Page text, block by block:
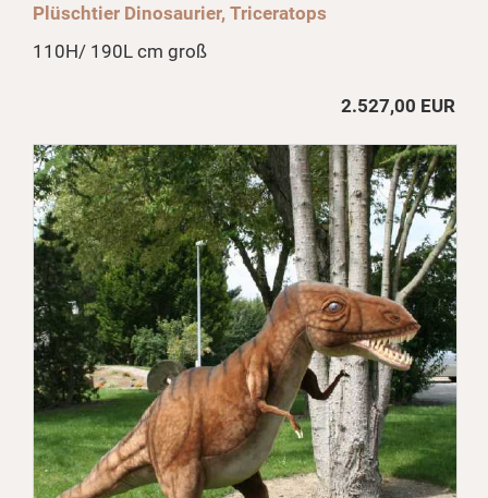
Plüschtier Dinosaurier, Triceratops
110H/ 190L cm groß
2.527,00 EUR